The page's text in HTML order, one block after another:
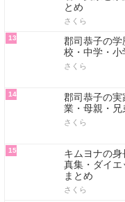
演もまとめ
さくら
10
矢部美穂の学
身大学・高校
さくら
11
菅原小春の
校/大学)と経
さくら
12
菅原小春は
名・実家と家
とめ
さくら